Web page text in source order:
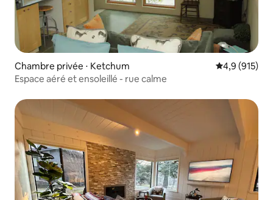
Chambre privée ⋅ Ketchum Évaluation
4,9 (915)
Espace aéré et ensoleillé - rue calme